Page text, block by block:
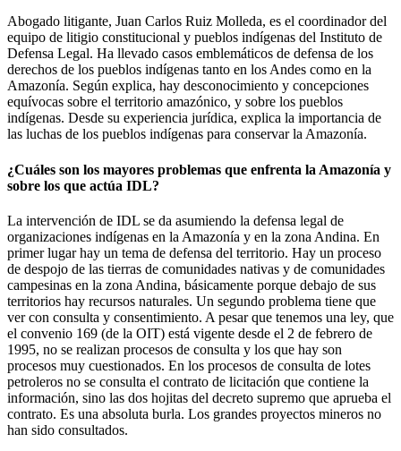
Abogado litigante, Juan Carlos Ruiz Molleda, es el coordinador del
equipo de litigio constitucional y pueblos indígenas del Instituto de
Defensa Legal. Ha llevado casos emblemáticos de defensa de los
derechos de los pueblos indígenas tanto en los Andes como en la
Amazonía. Según explica, hay desconocimiento y concepciones
equívocas sobre el territorio amazónico, y sobre los pueblos
indígenas. Desde su experiencia jurídica, explica la importancia de
las luchas de los pueblos indígenas para conservar la Amazonía.
¿Cuáles son los mayores problemas que enfrenta la Amazonía y
sobre los que actúa IDL?
La intervención de IDL se da asumiendo la defensa legal de
organizaciones indígenas en la Amazonía y en la zona Andina. En
primer lugar hay un tema de defensa del territorio. Hay un proceso
de despojo de las tierras de comunidades nativas y de comunidades
campesinas en la zona Andina, básicamente porque debajo de sus
territorios hay recursos naturales. Un segundo problema tiene que
ver con consulta y consentimiento. A pesar que tenemos una ley, que
el convenio 169 (de la OIT) está vigente desde el 2 de febrero de
1995, no se realizan procesos de consulta y los que hay son
procesos muy cuestionados. En los procesos de consulta de lotes
petroleros no se consulta el contrato de licitación que contiene la
información, sino las dos hojitas del decreto supremo que aprueba el
contrato. Es una absoluta burla. Los grandes proyectos mineros no
han sido consultados.